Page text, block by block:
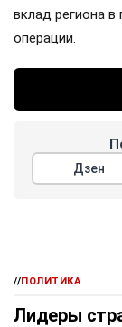
вклад региона в
операции.
Дзен
//ПОЛИТИКА
Лидеры